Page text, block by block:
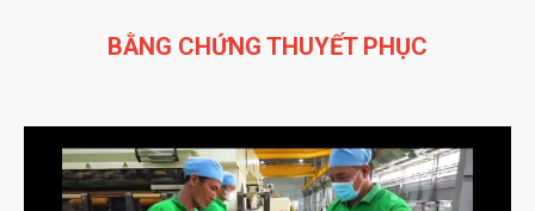
BẰNG CHỨNG THUYẾT PHỤC